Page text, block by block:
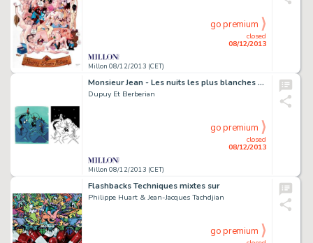
Millon 08/12/2013 (CET)
closed
08/12/2013
go premium
Monsieur Jean - Les nuits les plus blanches Encre de
Dupuy Et Berberian
Millon 08/12/2013 (CET)
closed
08/12/2013
go premium
Flashbacks Techniques mixtes sur
Philippe Huart & Jean-Jacques Tachdjian
go premium